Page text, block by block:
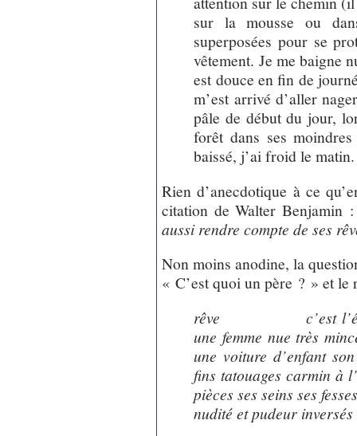
sur la mousse ou
superposées pour se
vêtement. Je me baigne
est douce en fin de
m’est arrivé d’aller
pâle de début du jour,
forêt dans ses
baissé, j’ai froid le
Rien d’anecdotique à ce
citation de Walter Benjamin
aussi rendre compte de ses
Non moins anodine, la
« C’est quoi un père ? » et
rêve c’est l’été
une femme nue très
une voiture d’enfant
fins tatouages carmin à
pièces ses seins ses
nudité et pudeur inversés